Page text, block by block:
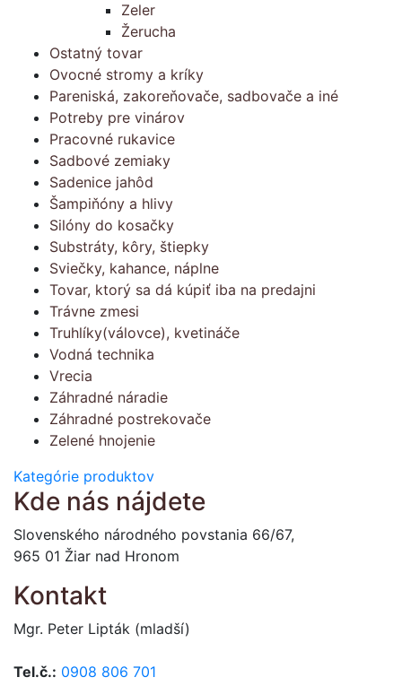
Zeler
Žerucha
Ostatný tovar
Ovocné stromy a kríky
Pareniská, zakoreňovače, sadbovače a iné
Potreby pre vinárov
Pracovné rukavice
Sadbové zemiaky
Sadenice jahôd
Šampiňóny a hlivy
Silóny do kosačky
Substráty, kôry, štiepky
Sviečky, kahance, náplne
Tovar, ktorý sa dá kúpiť iba na predajni
Trávne zmesi
Truhlíky(válovce), kvetináče
Vodná technika
Vrecia
Záhradné náradie
Záhradné postrekovače
Zelené hnojenie
Kategórie produktov
Kde nás nájdete
Slovenského národného povstania 66/67,
965 01 Žiar nad Hronom
Kontakt
Mgr. Peter Lipták (mladší)
Tel.č.: 0908 806 701